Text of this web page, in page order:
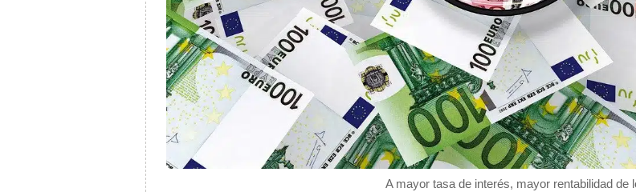
A mayor tasa de interés, mayor rentabilidad de